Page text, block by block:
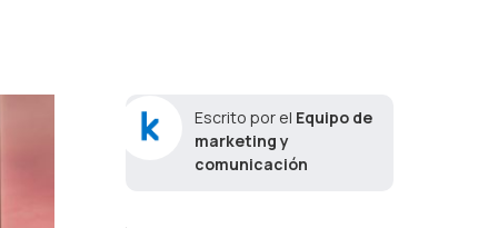
Escrito por el Equipo de
marketing y
comunicación